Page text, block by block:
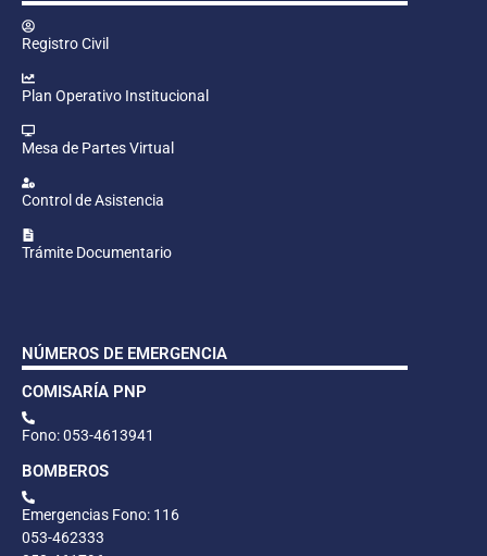
Registro Civil
Plan Operativo Institucional
Mesa de Partes Virtual
Control de Asistencia
Trámite Documentario
NÚMEROS DE EMERGENCIA
COMISARÍA PNP
Fono: 053-4613941
BOMBEROS
Emergencias Fono: 116
053-462333